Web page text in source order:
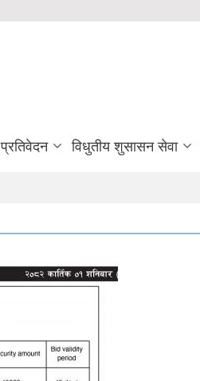
प्रतिवेदन विधुतीय शुसासन सेवा